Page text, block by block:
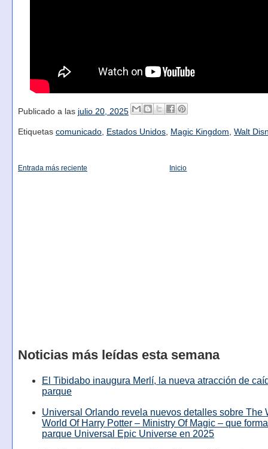
Publicado a las julio 20, 2025
Etiquetas comunicado, Estados Unidos, Magic Kingdom Walt
Entrada más reciente Inicio
Noticias más leídas esta semana
El Tibidabo inaugura Merlí, la nueva atracción de
parque
Universal Orlando revela nuevos detalles sobre The
World Of Harry Potter – Ministry Of Magic – que
parque Universal Epic Universe en 2025